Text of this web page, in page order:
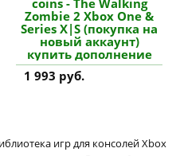
coins - The Walking
Zombie 2 Xbox One &
Series X|S (покупка на
новый аккаунт)
купить дополнение
1 993 руб.
игр для консолей Xbox